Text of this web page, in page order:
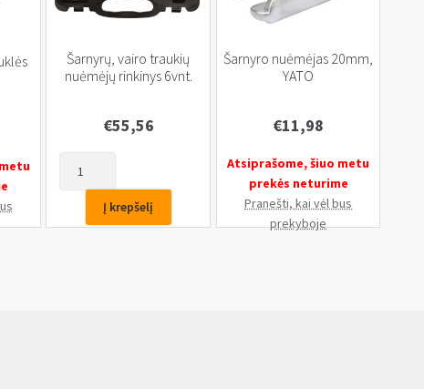
Šarnyrų, vairo traukių
nuėmėjų rinkinys 6vnt.
€55,56
Šarnyrų,
vairo
Į krepšelį
Šarnyro nuėmėjas 20mm,
YATO
€11,98
Atsiprašome, šiuo metu
prekės neturime
Pranešti, kai vėl bus
prekyboje